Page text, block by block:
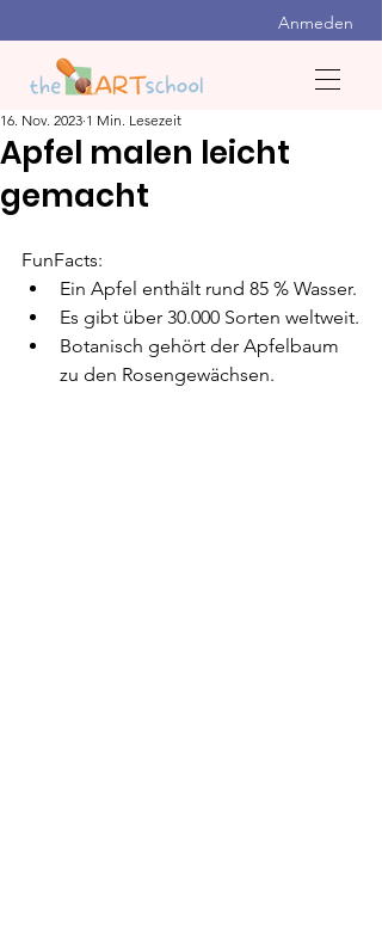
Anmeden
Apfel malen leicht
gemacht
16. Nov. 2023 1 Min. Lesezeit
FunFacts:
Ein Apfel enthält rund 85 % Wasser.
Es gibt über 30.000 Sorten weltweit.
Botanisch gehört der Apfelbaum
zu den Rosengewächsen.